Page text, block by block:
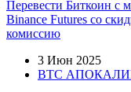
Перевести Биткоин с
Binance Futures со
комиссию
3 Июн 2025
BTC